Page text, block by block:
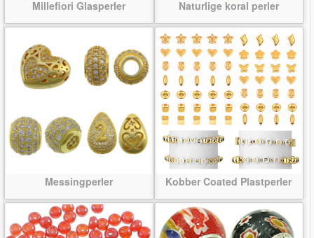
Millefiori Glasperler Naturlige koral perler
Messingperler Kobber Coated Plastperler